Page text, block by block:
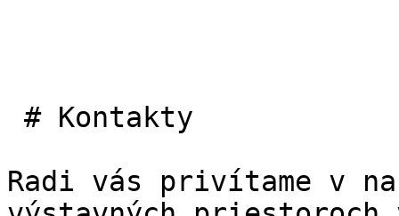
Radi vás privítame v